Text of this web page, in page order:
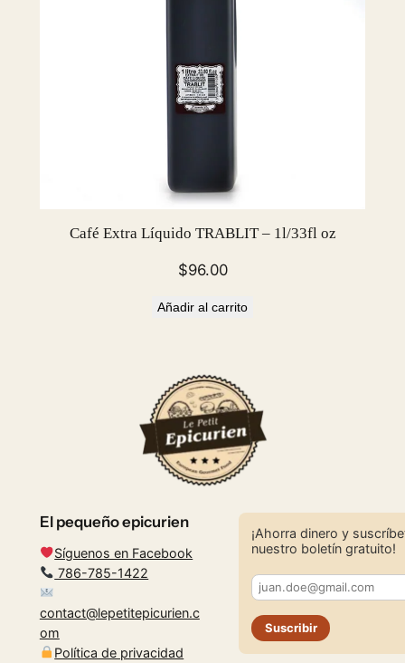
Café Extra Líquido TRABLIT – 1l/33fl oz
$96.00
Añadir al carrito
El pequeño epicurien
Síguenos en Facebook
786-785-1422
contact@lepetitepicurien.c
om
Política de privacidad
¡Ahorra dinero y
nuestro boletín gratuito!
Suscribir